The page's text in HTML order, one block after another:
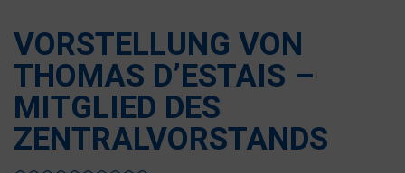
VORSTELLUNG VON
THOMAS D’ESTAIS –
MITGLIED DES
ZENTRALVORSTANDS